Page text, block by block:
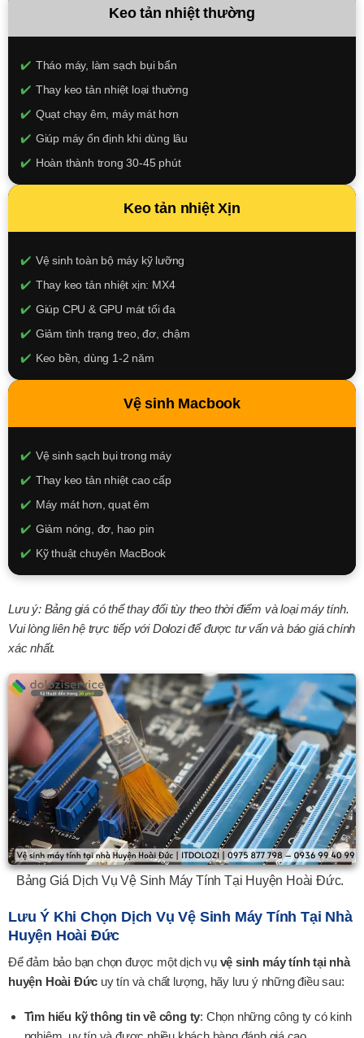
Keo tản nhiệt thường
Tháo máy, làm sạch bụi bẩn
Thay keo tản nhiệt loại thường
Quạt chạy êm, máy mát hơn
Giúp máy ổn định khi dùng lâu
Hoàn thành trong 30-45 phút
150.000đ
XEM CHI TIẾT
Keo tản nhiệt Xịn
Vệ sinh toàn bộ máy kỹ lưỡng
Thay keo tản nhiệt xịn: MX4
Giúp CPU & GPU mát tối đa
Giảm tình trạng treo, đơ, chậm
Keo bền, dùng 1-2 năm
250.000đ
XEM CHI TIẾT
Vệ sinh Macbook
Vệ sinh sạch bụi trong máy
Thay keo tản nhiệt cao cấp
Máy mát hơn, quạt êm
Giảm nóng, đơ, hao pin
Kỹ thuật chuyên MacBook
250.000đ
XEM CHI TIẾT
Lưu ý: Bảng giá có thể thay đổi tùy theo thời điểm và loại máy tính.
Vui lòng liên hệ trực tiếp với Dolozi để được tư vấn và báo giá chính
xác nhất.
Bảng Giá Dịch Vụ Vệ Sinh Máy Tính Tại Huyện Hoài Đức.
Lưu Ý Khi Chọn Dịch Vụ Vệ Sinh Máy Tính Tại Nhà
Huyện Hoài Đức
Để đảm bảo bạn chọn được một dịch vụ vệ sinh máy tính tại nhà
huyện Hoài Đức uy tín và chất lượng, hãy lưu ý những điều sau:
Tìm hiểu kỹ thông tin về công ty: Chọn những công ty có kinh